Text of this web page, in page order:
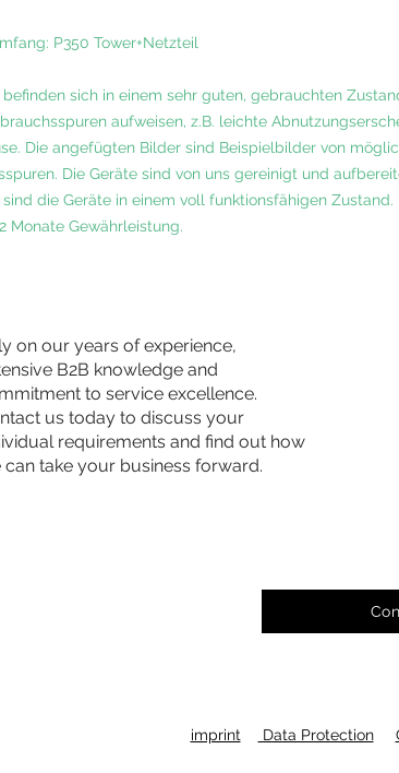
P350 Tower+Netzteil
befinden sich in einem sehr guten, gebrauchten
aufweisen, z.B. leichte
Die angefügten Bilder sind Beispielbilder von
Die Geräte sind von uns gereinigt und
sind die Geräte in einem voll funktionsfähigen Zustand.
Monate Gewährleistung.
on our years of experience,
B2B knowledge and
to service excellence.
us today to discuss your
requirements and find out how
can take your business forward.
imprint Data Protection